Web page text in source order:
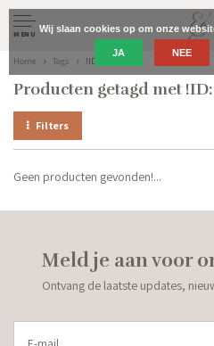
MENU
Home Tags !ID:20593543
Producten getagd met
Filters
Geen producten gevonden!...
Meld je aan voor
Ontvang de laatste updates,
Wij slaan cookies op om onze
JA NEE